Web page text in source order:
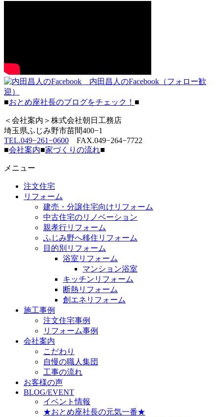
内田昌人のFacebook（フォロー歓
迎）
■おとめ座社長のブログをチェック！ ■
＜会社案内＞株式会社朝日工務店
埼玉県ふじみ野市苗間400−1
TEL.049−261−0600 FAX.049−264−7722
■会社案内■家づくりの流れ■
メニュー
注文住宅
リフォーム
建売・分譲住宅向けリフォーム
中古住宅のリノベーション
親孝行リフォーム
ふじみ野へ移住リフォーム
目的別リフォーム
浴室リフォーム
マンション浴室
キッチンリフォーム
断熱リフォーム
創エネリフォーム
施工事例
注文住宅事例
リフォーム事例
会社案内
こだわり
自慢の職人集団
工事の流れ
お客様の声
BLOG/EVENT
イベント情報
★おとめ座社長の元気一番★